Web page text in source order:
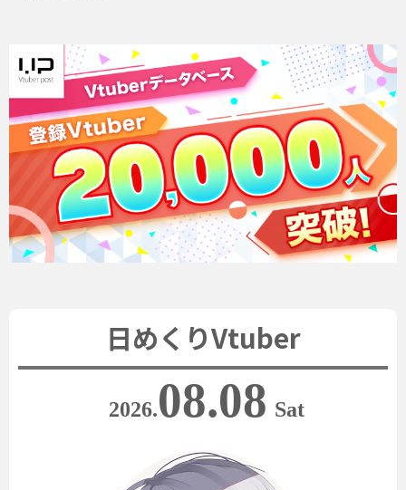
日めくりVtuber
2026.08.08 Sat